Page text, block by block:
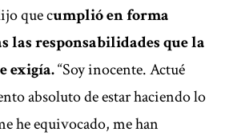
que cumplió en forma
las responsabilidades que la
exigía.“Soy inocente. Actué
absoluto de estar haciendo lo
he equivocado, me han